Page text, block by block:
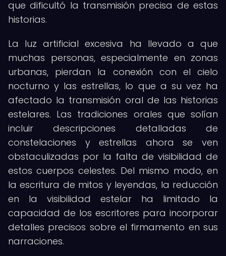
que dificultó la transmisión precisa de estas
historias.
La luz artificial excesiva ha llevado a que
muchas personas, especialmente en zonas
urbanas, pierdan la conexión con el cielo
nocturno y las estrellas, lo que a su vez ha
afectado la transmisión oral de las historias
estelares. Las tradiciones orales que solían
incluir descripciones detalladas de
constelaciones y estrellas ahora se ven
obstaculizadas por la falta de visibilidad de
estos cuerpos celestes. Del mismo modo, en
la escritura de mitos y leyendas, la reducción
en la visibilidad estelar ha limitado la
capacidad de los escritores para incorporar
detalles precisos sobre el firmamento en sus
narraciones.